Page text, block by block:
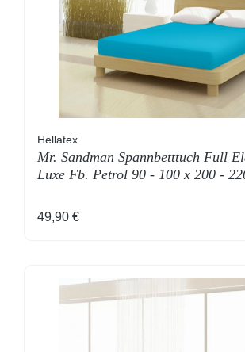
Hellatex
Mr. Sandman Spannbetttuch Full
Luxe Fb. Petrol 90 - 100 x 200 -
Regulärer Preis:
49,90 €